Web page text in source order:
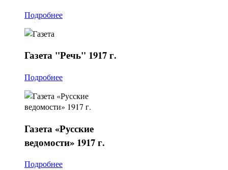
Подробнее
Газета "Речь" 1917 г.
Подробнее
Газета«Русские
ведомости» 1917 г.
Подробнее